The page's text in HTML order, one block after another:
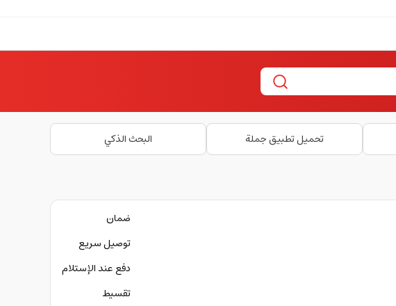
تحميل تطبيق جملة البحث الذكي
ضمان
توصيل سريع
دفع عند الإستلام
تقسيط